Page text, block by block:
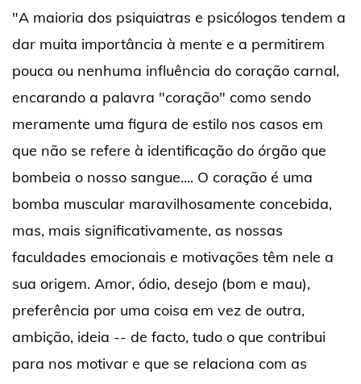
"A maioria dos psiquiatras e psicólogos tendem a
dar muita importância à mente e a permitirem
pouca ou nenhuma influência do coração carnal,
encarando a palavra "coração" como sendo
meramente uma figura de estilo nos casos em
que não se refere à identificação do órgão que
bombeia o nosso sangue.... O coração é uma
bomba muscular maravilhosamente concebida,
mas, mais significativamente, as nossas
faculdades emocionais e motivações têm nele a
sua origem. Amor, ódio, desejo (bom e mau),
preferência por uma coisa em vez de outra,
ambição, ideia -- de facto, tudo o que contribui
para nos motivar e que se relaciona com as